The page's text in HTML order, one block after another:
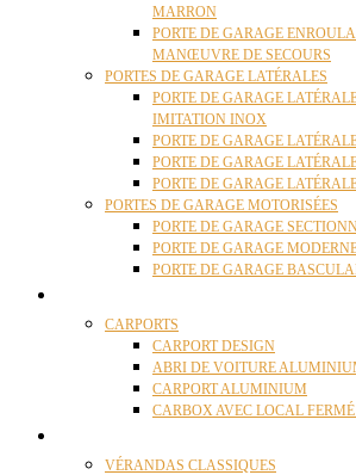
MARRON
PORTE DE GARAGE
MANŒUVRE DE SECOURS
PORTES DE GARAGE LATÉRALES
PORTE DE GARAGE
IMITATION INOX
PORTE DE GARAGE
PORTE DE GARAGE
PORTE DE GARAGE
PORTES DE GARAGE MOTORISÉES
PORTE DE GARAGE
PORTE DE GARAGE
PORTE DE GARAGE
CARPORTS
CARPORT DESIGN
ABRI DE VOITURE
CARPORT ALUMINIUM
CARBOX AVEC LOCAL
VÉRANDAS CLASSIQUES